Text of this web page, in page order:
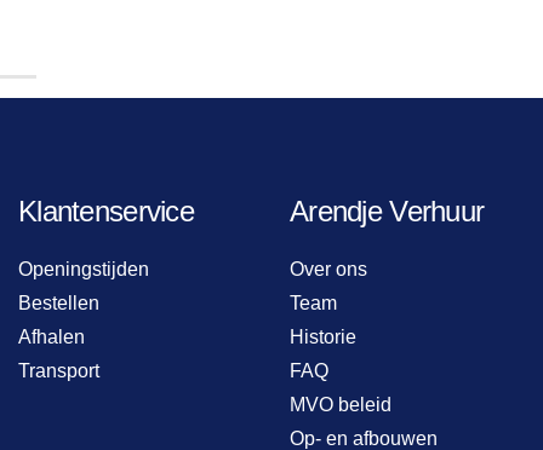
Klantenservice
Openingstijden
Bestellen
Afhalen
Transport
Arendje Verhuur
Over ons
Team
Historie
FAQ
MVO beleid
Op- en afbouwen